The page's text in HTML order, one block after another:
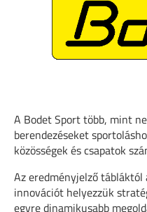
A Bodet Sport több, mint
berendezéseket
közösségek és csapatok
Az eredményjelző tábláktól
innovációt helyezzük
egyre dinamikusabb